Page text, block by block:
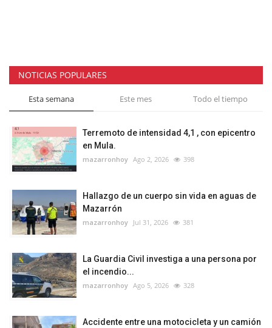
NOTICIAS POPULARES
Esta semana Este mes Todo el tiempo
Terremoto de intensidad 4,1 , con epicentro
en Mula.
mazarronhoy Ago 2, 2026 398
Hallazgo de un cuerpo sin vida en aguas de
Mazarrón
mazarronhoy Jul 31, 2026 381
La Guardia Civil investiga a una persona por
el incendio...
mazarronhoy Ago 5, 2026 328
Accidente entre una motocicleta y un camión